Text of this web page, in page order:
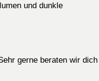
und dunkle
gerne beraten wir dich